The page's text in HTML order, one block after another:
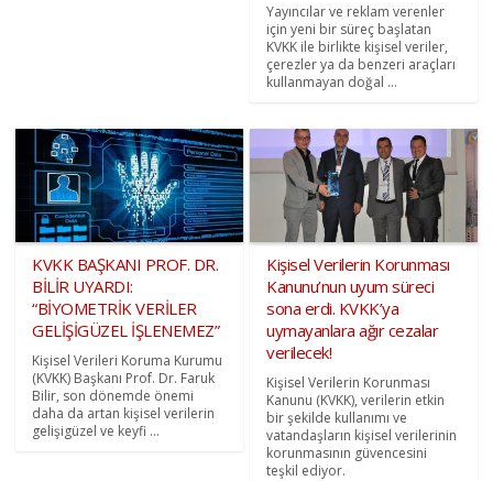
Yayıncılar ve reklam verenler
için yeni bir süreç başlatan
KVKK ile birlikte kişisel veriler,
çerezler ya da benzeri araçları
kullanmayan doğal ...
KVKK BAŞKANI PROF. DR.
BİLİR UYARDI:
“BİYOMETRİK VERİLER
GELİŞİGÜZEL İŞLENEMEZ”
Kişisel Verileri Koruma Kurumu
(KVKK) Başkanı Prof. Dr. Faruk
Bilir, son dönemde önemi
daha da artan kişisel verilerin
gelişigüzel ve keyfi ...
Kişisel Verilerin Korunması
Kanunu’nun uyum süreci
sona erdi. KVKK’ya
uymayanlara ağır cezalar
verilecek!
Kişisel Verilerin Korunması
Kanunu (KVKK), verilerin etkin
bir şekilde kullanımı ve
vatandaşların kişisel verilerinin
korunmasının güvencesini
teşkil ediyor.